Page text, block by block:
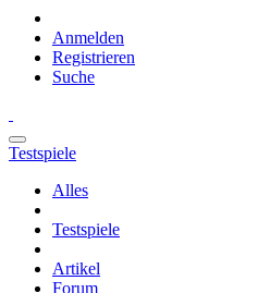
Anmelden
Registrieren
Suche
Testspiele
Alles
Testspiele
Artikel
Forum